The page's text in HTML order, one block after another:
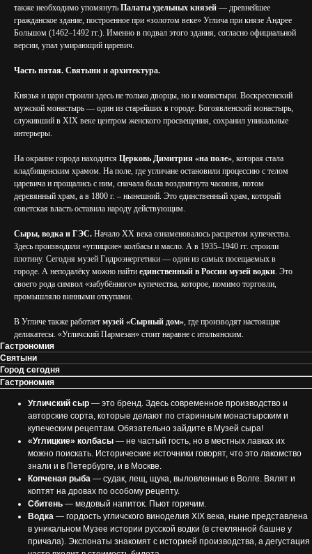
также необходимо упомянуть Палаты удельных князей — древнейшее
гражданское здание, построенное при «золотом веке» Углича при князе Андрее
Большом (1462–1492 гг.). Именно в подвал этого здания, согласно официальной
версии, упал умирающий царевич.
Часть пятая. Святыни и архитектура.
Князья и цари строили здесь не только дворцы, но и монастыри. Воскресенский
мужской монастырь — один из старейших в городе. Богоявленский монастырь,
служивший в XIX веке центром женского просвещения, сохранил уникальные
интерьеры.
На окраине города находится Церковь Димитрия «на поле», которая стала
кладбищенским храмом. На поле, где угличане остановили процессию с телом
царевича и прощались с ним, сначала была воздвигнута часовня, потом
деревянный храм, а в 1800 г. – нынешний. Это единственный храм, который
советская власть оставила народу действующим.
Сыры, водка и ГЭС. Начало XX века ознаменовалось расцветом купечества.
Здесь производили «углицкие» колбасы и масло. А в 1935–1940 гг. строили
плотину. Сегодня музей Гидроэнергетики — один из самых посещаемых в
городе. А неподалёку можно найти единственный в России музей водки. Это
своего рода символ «забубённого» купечества, которое, помимо торговли,
промышляло винными откупами.
В Угличе также работает музей «Сырный дом», где производят настоящие
деликатесы. «Угличский Пармезан» стоит наравне с итальянским.
Гастрономия
Святыни
Город сегодня
Гастрономия
Угличский сыр — это бренд. Здесь современное производство и
авторские сорта, которые делают по старинным монастырским и
купеческим рецептам. Обязательно зайдите в Музей сыра!
«Углицкие» колбасы — не частый гость, но в местных лавках их
можно поискать. Исторические источники говорят, что это лакомство
знали и в Петербурге, и в Москве.
Копченая рыба — судак, лещ, щука, выловленные в Волге. Вялят и
коптят на дровах по особому рецепту.
Сбитень — медовый напиток. Пьют горячим.
Водка — гордость угличского виноделия XIX века, ныне представлена
в уникальном Музее истории русской водки (в стеклянной башне у
причала). Экспонаты знакомят с историей производства, а дегустация